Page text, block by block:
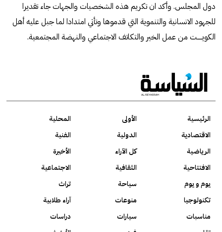
دول المجلس. وأكد ان تكريم هذه الشخصيات والجهات جاء تقديرا
للجهود الانسانية والتنموية التي قدموها وتأتي امتدادا لما جبل عليه أهل
الكويـــــت من عمل الخير والتكاتف الاجتماعي والنهضة المجتمعية.
الرئيسية الأولى
المحلية
الاقتصادية
الدولية
الفنية
الرياضية
كل الآراء
الأخيرة
الافتتاحية
الثقافية
الاجتماعية
يوم و يوم
سياحة
تراث
تكنولوجيا
منوعات
آراء طلابية
مناسبات
سيارات
دراسات